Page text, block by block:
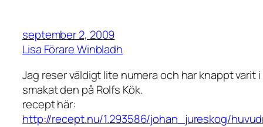
september 2, 2009
Lisa Förare Winbladh
Jag reser väldigt lite numera och har knappt
smakat den på Rolfs Kök.
recept här:
http://recept.nu/1.293586/johan_jureskog/